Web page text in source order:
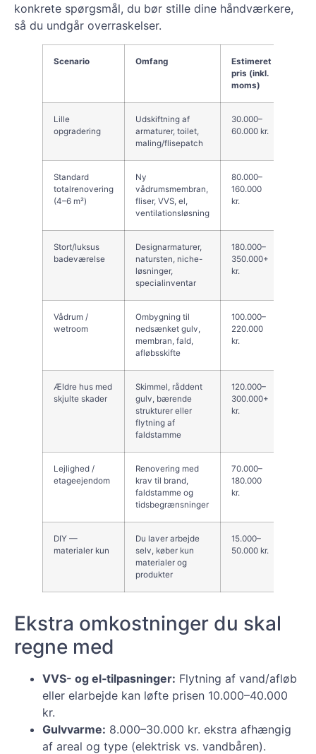
konkrete spørgsmål, du bør stille dine håndværkere,
så du undgår overraskelser.
Scenario Omfang
Estimeret
pris (inkl.
moms)
Lille
opgradering
Udskiftning af
armaturer, toilet,
maling/flisepatch
30.000–
60.000 kr.
Standard
totalrenovering
(4–6 m²)
Ny
vådrumsmembran,
fliser, VVS, el,
ventilationsløsning
80.000–
160.000
kr.
Stort/luksus
badeværelse
Designarmaturer,
natursten, niche-
løsninger,
specialinventar
180.000–
350.000+
kr.
Vådrum /
wetroom
Ombygning til
nedsænket gulv,
membran, fald,
afløbsskifte
100.000–
220.000
kr.
Ældre hus med
skjulte skader
Skimmel, råddent
gulv, bærende
strukturer eller
flytning af
faldstamme
120.000–
300.000+
kr.
Lejlighed /
etageejendom
Renovering med
krav til brand,
faldstamme og
tidsbegrænsninger
70.000–
180.000
kr.
DIY —
materialer kun
Du laver arbejde
selv, køber kun
materialer og
produkter
15.000–
50.000 kr.
Ekstra omkostninger du skal
regne med
VVS- og el‑tilpasninger: Flytning af vand/afløb
eller elarbejde kan løfte prisen 10.000–40.000
kr.
Gulvvarme: 8.000–30.000 kr. ekstra afhængig
af areal og type (elektrisk vs. vandbåren).